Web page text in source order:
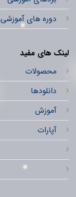
دوره های آموزشی
لینک های مفید
محصولات
دانلودها
آموزش
آپارات